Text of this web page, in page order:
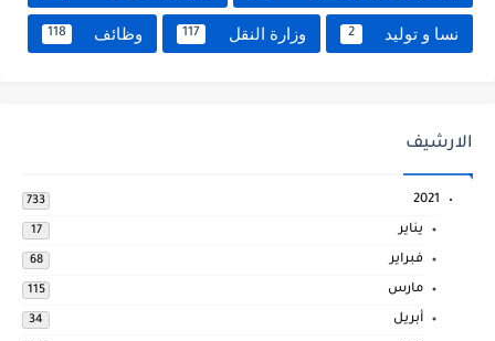
نسا و توليد 2 وزارة النقل 117 وظائف 118
الارشيف
2021
733
يناير 17
فبراير 68
مارس 115
أبريل 34